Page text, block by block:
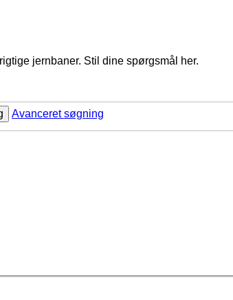
jernbaner. Stil dine spørgsmål her.
Avanceret søgning